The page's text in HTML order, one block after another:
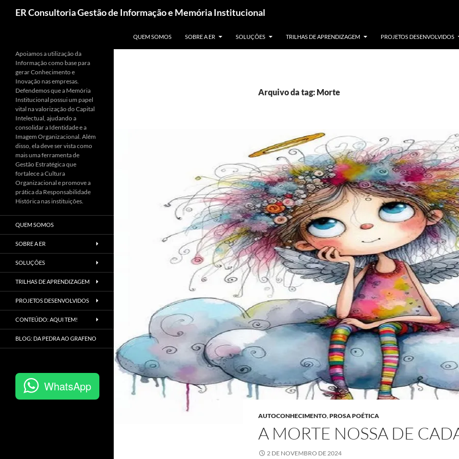
ER Consultoria Gestão de Informação e Memória Institucional
QUEM SOMOS
SOBRE A ER SOLUÇÕES TRILHAS DE APRENDIZAGEM PROJETOS DESENVOLVIDOS
Arquivo da tag: Morte
AUTOCONHECIMENTO,PROSA POÉTICA
A MORTE NOSSA DE
2 DE NOVEMBRO DE 2024
Apoiamos a utilização da
Informação como base para
gerar Conhecimento e
Inovação nas empresas.
Defendemos que a Memória
Institucional possui um papel
vital na valorização do Capital
Intelectual, ajudando a
consolidar a Identidade e a
Imagem Organizacional. Além
disso, ela deve ser vista como
mais uma ferramenta de
Gestão Estratégica que
fortalece a Cultura
Organizacional e promove a
prática da Responsabilidade
Histórica nas instituições.
QUEM SOMOS
SOBRE A ER
SOLUÇÕES
TRILHAS DE APRENDIZAGEM
PROJETOS DESENVOLVIDOS
CONTEÚDO: AQUI TEM!
BLOG: DA PEDRA AO GRAFENO
WhatsApp